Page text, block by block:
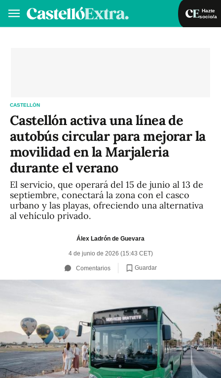
Hazte
socio/a
CASTELLÓN
Castellón activa una línea de
autobús circular para mejorar la
movilidad en la Marjaleria
durante el verano
El servicio, que operará del 15 de junio al 13 de
septiembre, conectará la zona con el casco
urbano y las playas, ofreciendo una alternativa
al vehículo privado.
Álex Ladrón de Guevara
4 de junio de 2026 (15:43 CET)
Comentarios Guardar